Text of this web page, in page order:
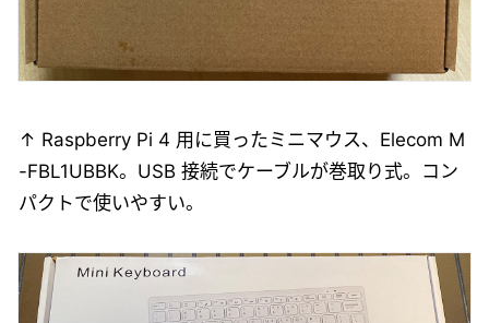
↑ Raspberry Pi 4 用に買ったミニマウス、Elecom M
-FBL1UBBK。USB 接続でケーブルが巻取り式。コン
パクトで使いやすい。